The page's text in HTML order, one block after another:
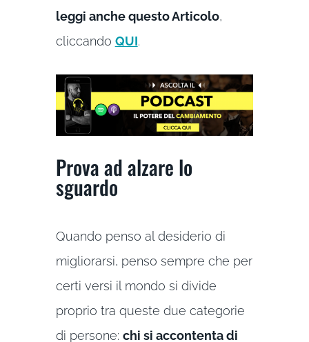
leggi anche questo Articolo,
cliccando QUI.
Prova ad alzare lo
sguardo
Quando penso al desiderio di
migliorarsi, penso sempre che per
certi versi il mondo si divide
proprio tra queste due categorie
di persone: chi si accontenta di